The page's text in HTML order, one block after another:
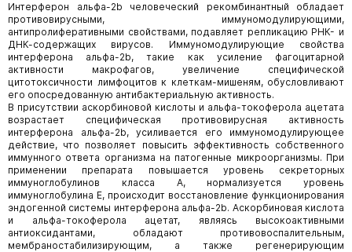
Интерферон альфа-2b человеческий рекомбинантный обладает
противовирусными, иммуномодулирующими,
антипролиферативными свойствами, подавляет репликацию РНК- и
ДНК-содержащих вирусов. Иммуномодулирующие свойства
интерферона альфа-2b, такие как усиление фагоцитарной
активности макрофагов, увеличение специфической
цитотоксичности лимфоцитов к клеткам-мишеням, обусловливают
его опосредованную антибактериальную активность.
В присутствии аскорбиновой кислоты и альфа-токоферола ацетата
возрастает специфическая противовирусная активность
интерферона альфа-2b, усиливается его иммуномодулирующее
действие, что позволяет повысить эффективность собственного
иммунного ответа организма на патогенные микроорганизмы. При
применении препарата повышается уровень секреторных
иммуноглобулинов класса А, нормализуется уровень
иммуноглобулина Е, происходит восстановление функционирования
эндогенной системы интерферона альфа-2b. Аскорбиновая кислота
и альфа-токоферола ацетат, являясь высокоактивными
антиоксидантами, обладают противовоспалительным,
мембраностабилизирующим, а также регенерирующим